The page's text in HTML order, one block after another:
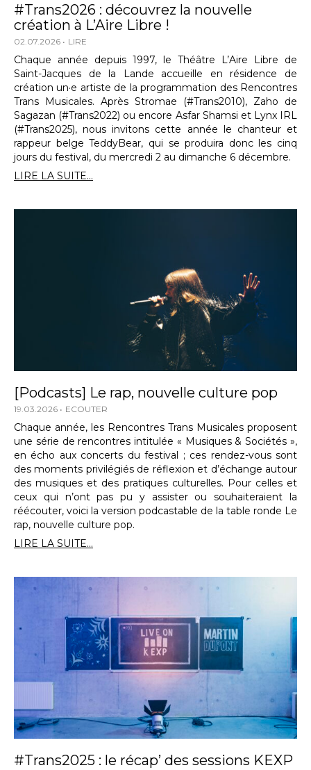
#Trans2026 : découvrez la nouvelle
création à L’Aire Libre !
02.07.2026 LIRE
Chaque année depuis 1997, le Théâtre L’Aire Libre de
Saint-Jacques de la Lande accueille en résidence de
création un·e artiste de la programmation des Rencontres
Trans Musicales. Après Stromae (#Trans2010), Zaho de
Sagazan (#Trans2022) ou encore Asfar Shamsi et Lynx IRL
(#Trans2025), nous invitons cette année le chanteur et
rappeur belge TeddyBear, qui se produira donc les cinq
jours du festival, du mercredi 2 au dimanche 6 décembre.
LIRE LA SUITE...
[Podcasts] Le rap, nouvelle culture pop
19.03.2026 ECOUTER
Chaque année, les Rencontres Trans Musicales proposent
une série de rencontres intitulée « Musiques & Sociétés »,
en écho aux concerts du festival ; ces rendez-vous sont
des moments privilégiés de réflexion et d’échange autour
des musiques et des pratiques culturelles. Pour celles et
ceux qui n’ont pas pu y assister ou souhaiteraient la
réécouter, voici la version podcastable de la table ronde Le
rap, nouvelle culture pop.
LIRE LA SUITE...
#Trans2025 : le récap’ des sessions KEXP